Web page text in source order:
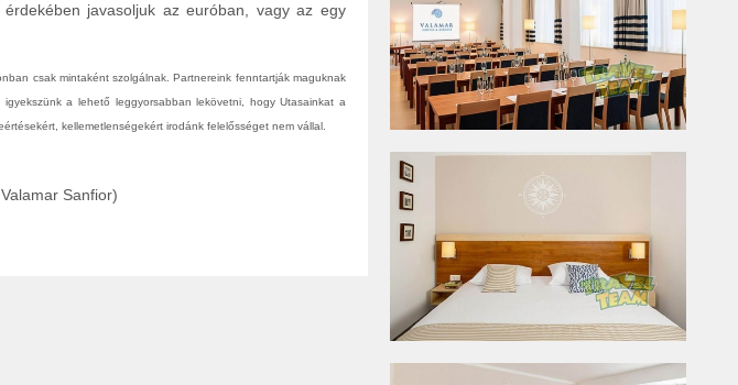
javasoljuk az euróban, vagy az egy
csak mintaként szolgálnak. Partnereink fenntartják maguknak
a lehető leggyorsabban lekövetni, hogy Utasainkat a
kellemetlenségekért irodánk felelősséget nem vállal.
Sanfior)